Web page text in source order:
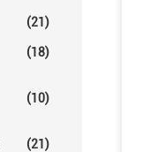
(21)
(18)
(10)
(21)